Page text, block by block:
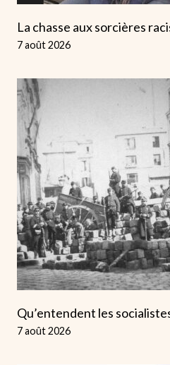
La chasse aux sorcières
7 août 2026
Qu’entendent les
7 août 2026